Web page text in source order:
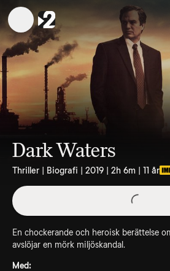
Dark Waters
Thriller | Biografi | 2019 | 2h 6m | 11 år
En chockerande och heroisk berättelse
avslöjar en mörk miljöskandal.
Med: